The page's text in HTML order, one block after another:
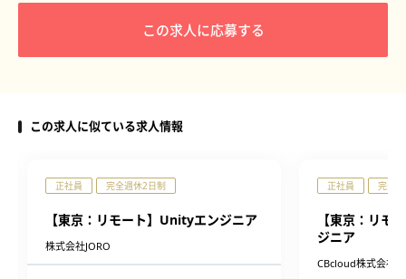
この求人に応募する
この求人に似ている求人情報
正社員 完全週休2日制
【東京：リモート】Unityエンジニア
株式会社JORO
正社員 完全
【東京：リモ
ジニア
CBcloud株式会社